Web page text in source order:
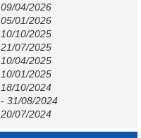
09/04/2026
05/01/2026
10/10/2025
21/07/2025
10/04/2025
10/01/2025
18/10/2024
- 31/08/2024
20/07/2024